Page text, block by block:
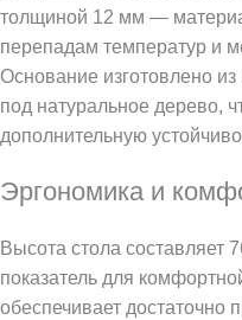
толщиной 12 мм —
перепадам температур и
Основание изготовлено
под натуральное дерево,
дополнительную
Эргономика и
Высота стола составляет
показатель для
обеспечивает достаточно